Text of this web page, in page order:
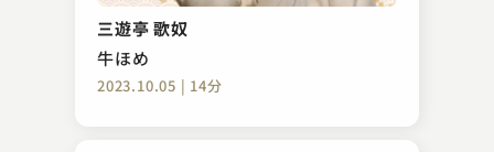
三遊亭 歌奴
牛ほめ
2023.10.05 | 14分
つる
2023.02.21 | 13分